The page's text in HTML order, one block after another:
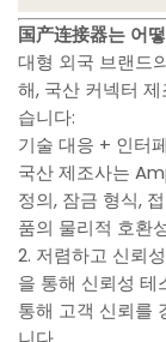
国产连接器는 어
대형 외국 브랜드
해, 국산 커넥터
습니다:
기술 대응 + 인터
국산 제조사는
정의, 잠금 형식,
품의 물리적 호환
2. 저렴하고 신뢰
을 통해 신뢰성 테
통해 고객 신뢰를